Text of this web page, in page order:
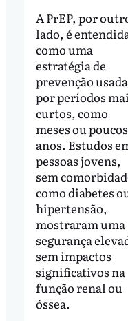
A PrEP, por
lado, é
como uma
estratégia de
prevenção usada
por períodos
curtos, como
meses ou poucos
anos. Estudos
pessoas jovens,
sem
como diabetes
hipertensão,
mostraram uma
segurança
sem impactos
significativos na
função renal ou
óssea.